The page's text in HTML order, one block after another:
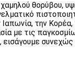
θορύβου,
την
με τις
εισάγουμε